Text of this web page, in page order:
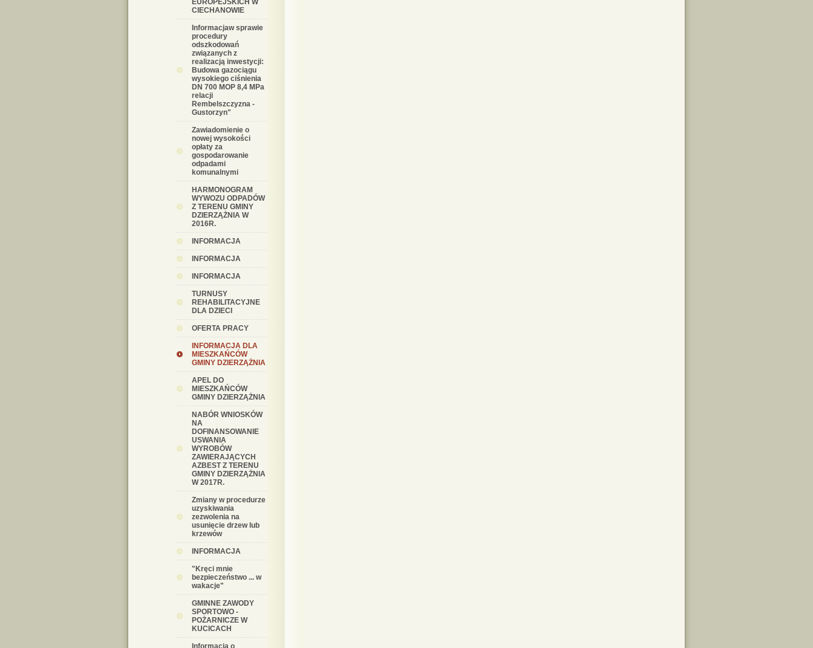
EUROPEJSKICH W
CIECHANOWIE
Informacjaw sprawie
procedury
odszkodowań
związanych z
realizacją inwestycji:
Budowa gazociągu
wysokiego ciśnienia
DN 700 MOP 8,4 MPa
relacji
Rembelszczyzna -
Gustorzyn"
Zawiadomienie o
nowej wysokości
opłaty za
gospodarowanie
odpadami
komunalnymi
HARMONOGRAM
WYWOZU ODPADÓW
Z TERENU GMINY
DZIERZĄŻNIA W
2016R.
INFORMACJA
INFORMACJA
INFORMACJA
TURNUSY
REHABILITACYJNE
DLA DZIECI
OFERTA PRACY
INFORMACJA DLA
MIESZKAŃCÓW
GMINY DZIERZĄŻNIA
APEL DO
MIESZKAŃCÓW
GMINY DZIERZĄŻNIA
NABÓR WNIOSKÓW
NA
DOFINANSOWANIE
USWANIA
WYROBÓW
ZAWIERAJĄCYCH
AZBEST Z TERENU
GMINY DZIERZĄŻNIA
W 2017R.
Zmiany w procedurze
uzyskiwania
zezwolenia na
usunięcie drzew lub
krzewów
INFORMACJA
"Kręci mnie
bezpieczeństwo ... w
wakacje"
GMINNE ZAWODY
SPORTOWO -
POŻARNICZE W
KUCICACH
Informacja o